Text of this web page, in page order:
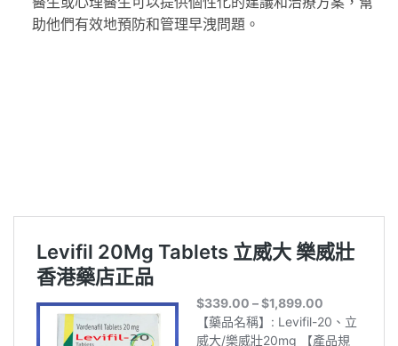
助他們有效地預防和管理早洩問題。